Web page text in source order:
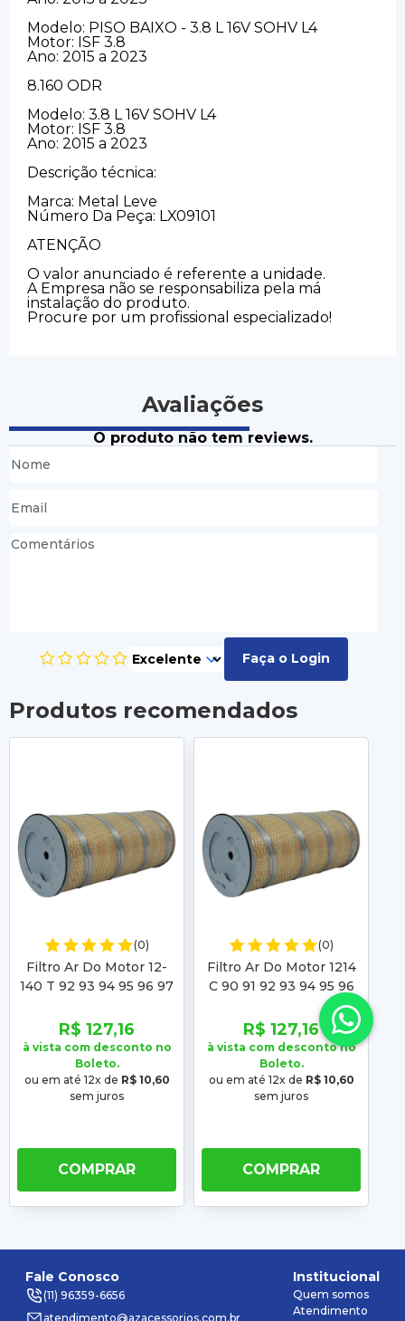
Modelo: PISO BAIXO - 3.8 L 16V SOHV L4
Motor: ISF 3.8
Ano: 2015 a 2023
8.160 ODR
Modelo: 3.8 L 16V SOHV L4
Motor: ISF 3.8
Ano: 2015 a 2023
Descrição técnica:
Marca: Metal Leve
Número Da Peça: LX09101
ATENÇÃO
O valor anunciado é referente a unidade.
A Empresa não se responsabiliza pela má
instalação do produto.
Procure por um profissional especializado!
Avaliações
O produto não tem reviews.
Faça o Login
Produtos recomendados
(0)
Filtro Ar Do Motor 12-
140 T 92 93 94 95 96 97
R$ 127,16
à vista com desconto no
Boleto.
ou em até 12x de R$ 10,60
sem juros
COMPRAR
(0)
Filtro Ar Do Motor 1214
C 90 91 92 93 94 95 96
R$ 127,16
à vista com desconto no
Boleto.
ou em até 12x de R$ 10,60
sem juros
COMPRAR
Fale Conosco
(11) 96359-6656
atendimento@azacessorios.com.br
Institucional
Quem somos
Atendimento